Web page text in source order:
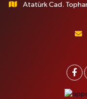
Atatürk Cad.